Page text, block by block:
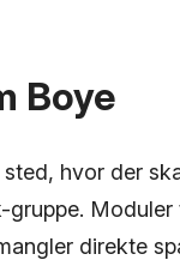
Boye
hvor der
direkte